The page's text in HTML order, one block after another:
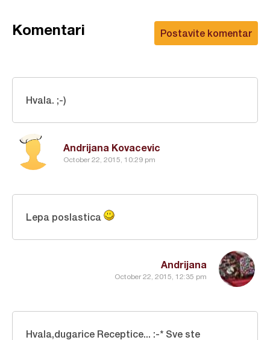
Postavite komentar
Komentari
Andrijana Kovacevic
October 22, 2015, 10:29 pm
Hvala. ;-)
Andrijana
October 22, 2015, 12:35 pm
Lepa poslastica
Hvala,dugarice Receptice... :-* Sve ste